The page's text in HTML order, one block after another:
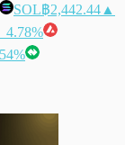
SOL฿2,442.44 ▲
4.78%